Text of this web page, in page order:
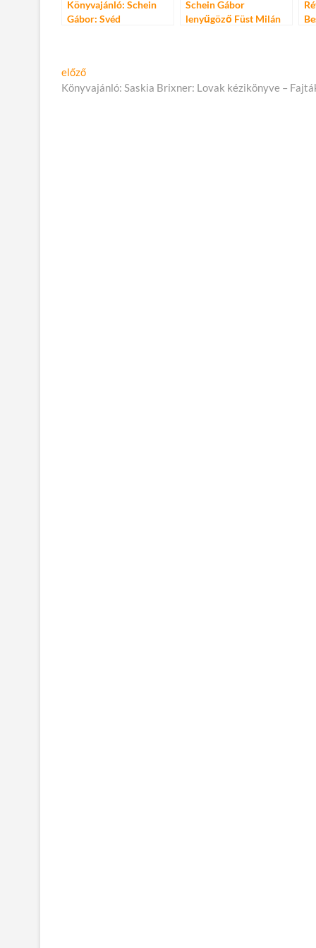
Könyvajánló: Schein
Gábor: Svéd
Schein Gábor
lenyűgöző Füst Milán
Bejegyzés
navigáció
előzőElőző
cikk:
Könyvajánló: Saskia Brixner: Lovak kézikönyve –